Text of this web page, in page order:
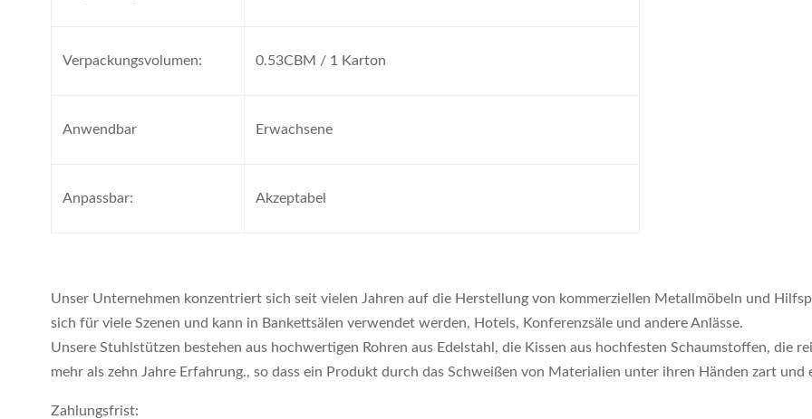
Verpackungsvolumen: 0.53CBM / 1 Karton
Anwendbar Erwachsene
Anpassbar: Akzeptabel
Unser Unternehmen konzentriert sich seit vielen Jahren auf die Herstellung von kommerziellen Metallmöbeln und
sich für viele Szenen und kann in Bankettsälen verwendet werden, Hotels, Konferenzsäle und andere Anlässe.
Unsere Stuhlstützen bestehen aus hochwertigen Rohren aus Edelstahl, die Kissen aus hochfesten Schaumstoffen, die
mehr als zehn Jahre Erfahrung., so dass ein Produkt durch das Schweißen von Materialien unter ihren Händen zart und
Zahlungsfrist: